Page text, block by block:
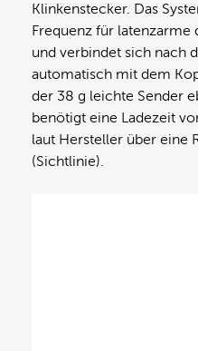
Klinkenstecker. Das
Frequenz für latenzarme
und verbindet sich nach
automatisch mit dem
der 38 g leichte Sender
benötigt eine Ladezeit
laut Hersteller über eine
(Sichtlinie).